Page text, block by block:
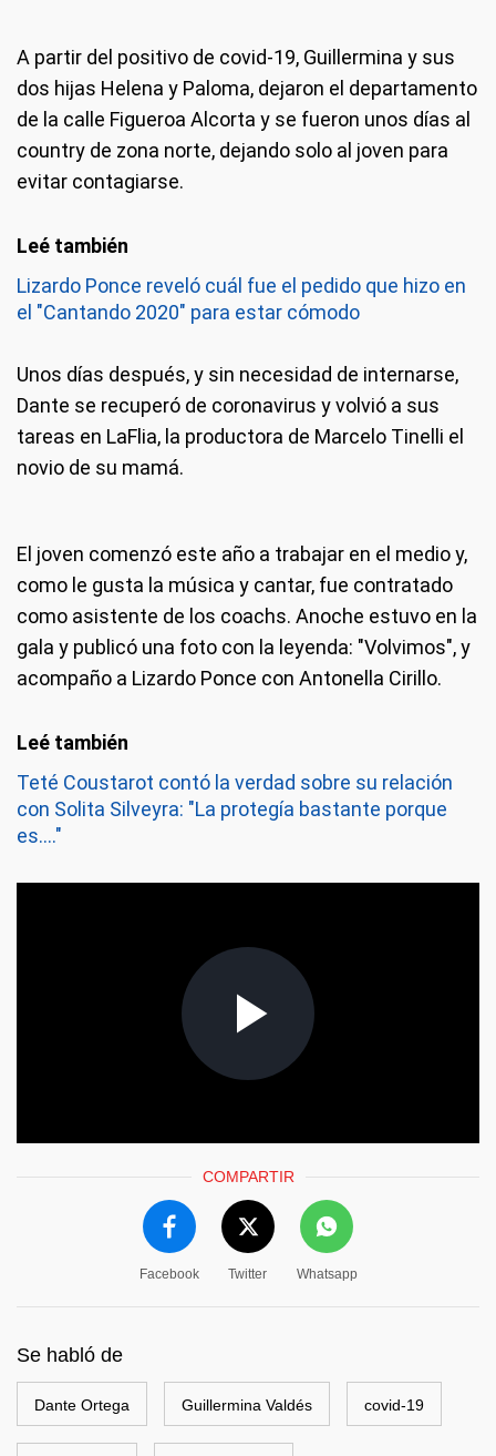
A partir del positivo de covid-19, Guillermina y sus
dos hijas Helena y Paloma, dejaron el departamento
de la calle Figueroa Alcorta y se fueron unos días al
country de zona norte, dejando solo al joven para
evitar contagiarse.
Lizardo Ponce reveló cuál fue el pedido que hizo en
el "Cantando 2020" para estar cómodo
Unos días después, y sin necesidad de internarse,
Dante se recuperó de coronavirus y volvió a sus
tareas en LaFlia, la productora de Marcelo Tinelli el
novio de su mamá.
El joven comenzó este año a trabajar en el medio y,
como le gusta la música y cantar, fue contratado
como asistente de los coachs. Anoche estuvo en la
gala y publicó una foto con la leyenda: "Volvimos", y
acompaño a Lizardo Ponce con Antonella Cirillo.
Teté Coustarot contó la verdad sobre su relación
con Solita Silveyra: "La protegía bastante porque
es...."
COMPARTIR
Facebook Twitter Whatsapp
Se habló de
Dante Ortega Guillermina Valdés covid-19